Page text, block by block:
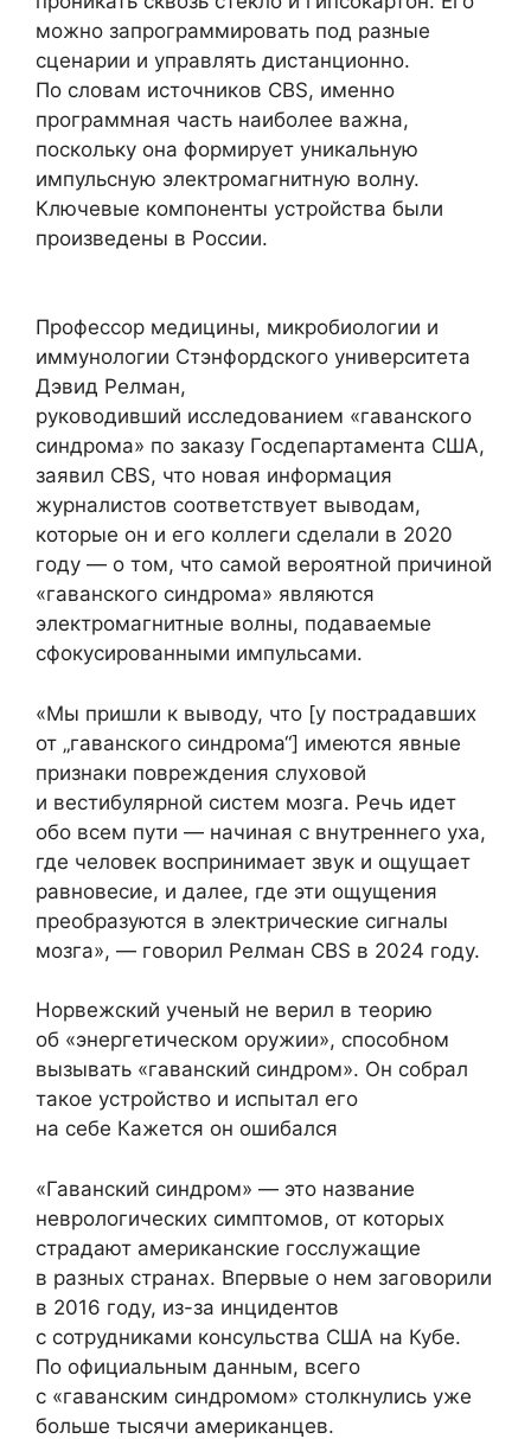
можно запрограммировать под разные
сценарии и управлять дистанционно.
По словам источников CBS, именно
программная часть наиболее важна,
поскольку она формирует уникальную
импульсную электромагнитную волну.
Ключевые компоненты устройства были
произведены в России.
Профессор медицины, микробиологии и
иммунологии Стэнфордского университета
Дэвид Релман,
руководивший исследованием «гаванского
синдрома» по заказу Госдепартамента США,
заявил CBS, что новая информация
журналистов соответствует выводам,
которые он и его коллеги сделали в 2020
году — о том, что самой вероятной причиной
«гаванского синдрома» являются
электромагнитные волны, подаваемые
сфокусированными импульсами.
«Мы пришли к выводу, что [у пострадавших
от „гаванского синдрома“] имеются явные
признаки повреждения слуховой
и вестибулярной систем мозга. Речь идет
обо всем пути — начиная с внутреннего уха,
где человек воспринимает звук и ощущает
равновесие, и далее, где эти ощущения
преобразуются в электрические сигналы
мозга», — говорил Релман CBS в 2024 году.
Норвежский ученый не верил в теорию
об «энергетическом оружии», способном
вызывать «гаванский синдром». Он собрал
такое устройство и испытал его
на себе Кажется он ошибался
«Гаванский синдром» — это название
неврологических симптомов, от которых
страдают американские госслужащие
в разных странах. Впервые о нем заговорили
в 2016 году, из-за инцидентов
с сотрудниками консульства США на Кубе.
По официальным данным, всего
с «гаванским синдромом» столкнулись уже
больше тысячи американцев.